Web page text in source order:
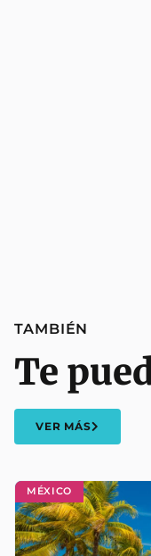
MÉXICO
TAMBIÉN
Te
VER MÁS